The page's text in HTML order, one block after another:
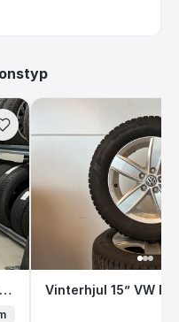
15” RGN648 E3-7
Volkswagen Polo friktion 15” RGN648 E3-7 Vinterhjul 15”